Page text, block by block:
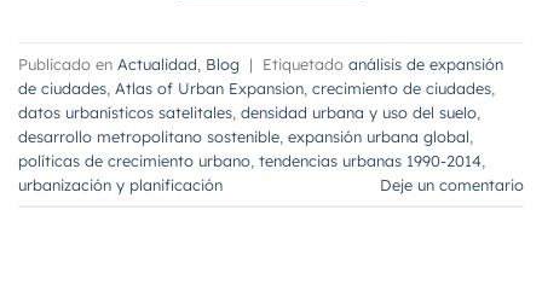
Publicado en Actualidad Blog | Etiquetado análisis de expansión
de ciudades Atlas of Urban Expansion crecimiento de ciudades
datos urbanísticos satelitales densidad urbana y uso del suelo
desarrollo metropolitano sostenible expansión urbana global
políticas de crecimiento urbano tendencias urbanas 1990-2014
urbanización y planificación
Deje un comentario